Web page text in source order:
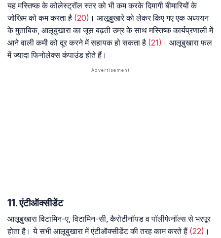
यह मस्तिष्क के कोलेस्ट्रॉल स्तर को भी कम करके दिमागी बीमारियों के
जोखिम को कम करता है (20) । आलूबुखारे को लेकर किए गए एक अध्ययन
के मुताबिक, आलूबुखारा का जूस बढ़ती उम्र के साथ मस्तिष्क कार्यप्रणाली में
आने वाली कमी को दूर करने में सहायक हो सकता है (21) । आलूबुखारा फल
में ज्यादा फिनोलेक्स कंपाउंड होते हैं।
11. एंटीऑक्सीडेंट
आलूबुखारा विटामिन-ए, विटामिन-सी, कैरोटीनॉयड व पॉलीफेनॉल्स से भरपूर
होता है। ये सभी आलूबुखारा में एंटीऑक्सीडेंट की तरह काम करते हैं (22) ।